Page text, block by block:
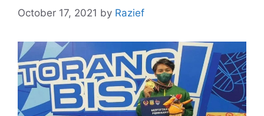
October 17, 2021 by Razief